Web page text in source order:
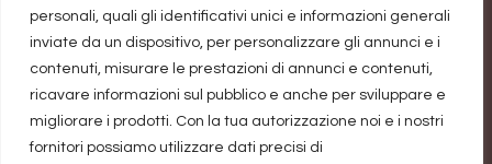
personali, quali gli identificativi unici e informazioni generali
inviate da un dispositivo, per personalizzare gli annunci e i
contenuti, misurare le prestazioni di annunci e contenuti,
ricavare informazioni sul pubblico e anche per sviluppare e
migliorare i prodotti. Con la tua autorizzazione noi e i nostri
fornitori possiamo utilizzare dati precisi di
rivincita personale
Trend di vendite del genere rosa: un’industria da un
miliardo di dollari